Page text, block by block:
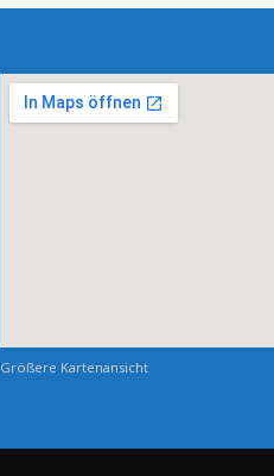
Größere Kartenansicht